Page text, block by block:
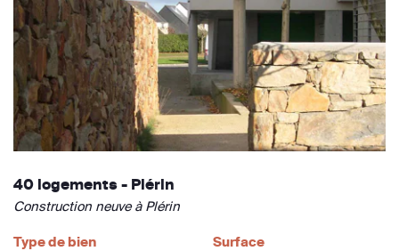
40 logements - Plérin
Construction neuve à Plérin
Type de bien
Surface